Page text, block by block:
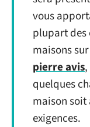
vous
plupart des
maisons
pierre avis
quelques
maison soit
exigences.